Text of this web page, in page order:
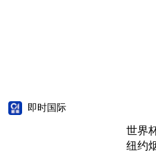
即时国际
世界
纽约